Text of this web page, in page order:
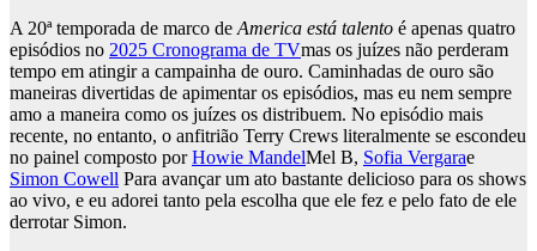
A 20ª temporada de marco deAmerica está talento é apenas quatro
episódios no 2025 Cronograma de TVmas os juízes não perderam
tempo em atingir a campainha de ouro. Caminhadas de ouro são
maneiras divertidas de apimentar os episódios, mas eu nem sempre
amo a maneira como os juízes os distribuem. No episódio mais
recente, no entanto, o anfitrião Terry Crews literalmente se escondeu
no painel composto porHowie MandelMel B, Sofia Vergarae
Simon Cowell Para avançar um ato bastante delicioso para os shows
ao vivo, e eu adorei tanto pela escolha que ele fez e pelo fato de ele
derrotar Simon.